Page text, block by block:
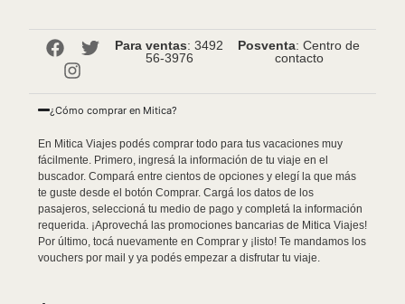
Para ventas: 3492
56-3976
Posventa: Centro de
contacto
¿Cómo comprar en Mitica?
En Mitica Viajes podés comprar todo para tus vacaciones muy
fácilmente. Primero, ingresá la información de tu viaje en el
buscador. Compará entre cientos de opciones y elegí la que más
te guste desde el botón Comprar. Cargá los datos de los
pasajeros, seleccioná tu medio de pago y completá la información
requerida. ¡Aprovechá las promociones bancarias de Mitica Viajes!
Por último, tocá nuevamente en Comprar y ¡listo! Te mandamos los
vouchers por mail y ya podés empezar a disfrutar tu viaje.